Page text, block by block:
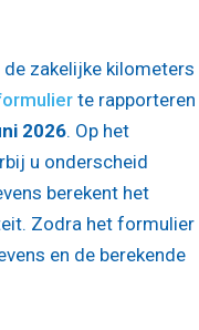
zakelijke kilometers
te rapporteren
2026. Op het
u onderscheid
berekent het
Zodra het formulier
en de berekende